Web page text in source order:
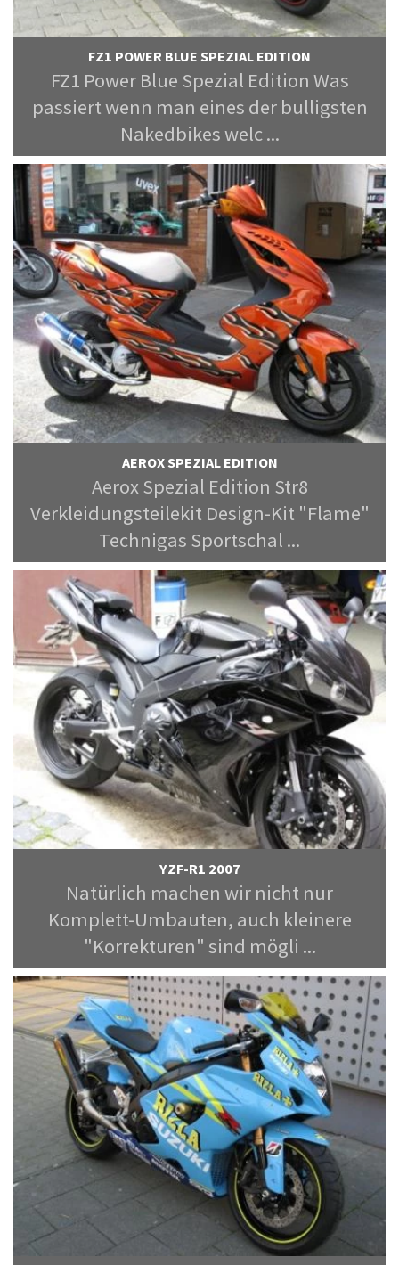
FZ1 POWER BLUE SPEZIAL EDITION
FZ1 Power Blue Spezial Edition Was
passiert wenn man eines der bulligsten
Nakedbikes welc ...
AEROX SPEZIAL EDITION
Aerox Spezial Edition Str8
Verkleidungsteilekit Design-Kit "Flame"
Technigas Sportschal ...
YZF-R1 2007
Natürlich machen wir nicht nur
Komplett-Umbauten, auch kleinere
"Korrekturen" sind mögli ...